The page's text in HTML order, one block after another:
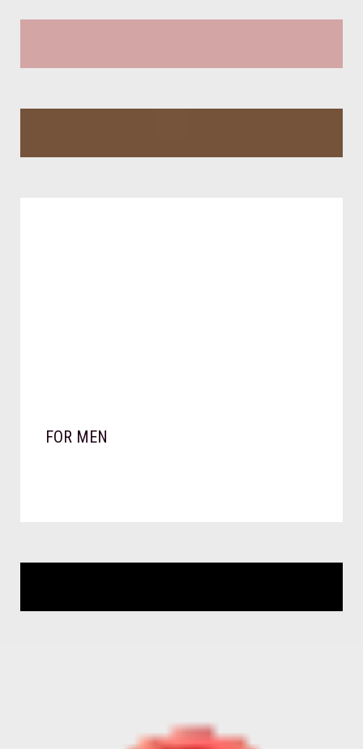
FOR MEN